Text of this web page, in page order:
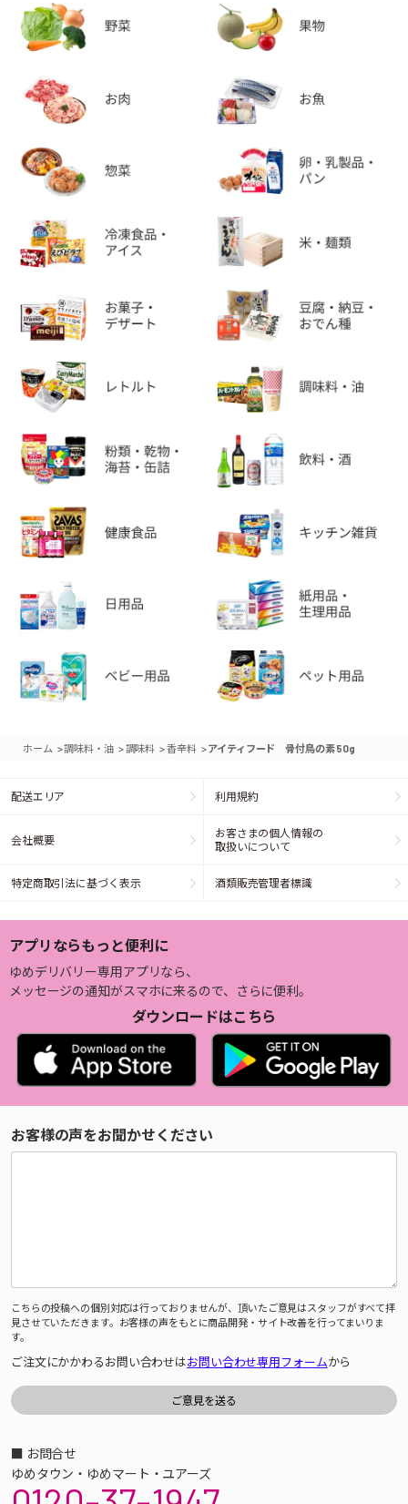
ホーム >調味料・油 >調味料 >香辛料 >アイティフード 骨付鳥の素 50g
配送エリア 利用規約
会社概要
お客さまの個人情報の
取扱いについて
特定商取引法に基づく表示 酒類販売管理者標識
アプリならもっと便利に
ゆめデリバリー専用アプリなら、
メッセージの通知がスマホに来るので、さらに便利。
ダウンロードはこちら
お客様の声をお聞かせください
こちらの投稿への個別対応は行っておりませんが、頂いたご意見はスタッフがすべて拝
見させていただきます。お客様の声をもとに商品開発・サイト改善を行ってまいりま
す。
ご注文にかかわるお問い合わせはお問い合わせ専用フォームから
■ お問合せ
ゆめタウン・ゆめマート・ユアーズ